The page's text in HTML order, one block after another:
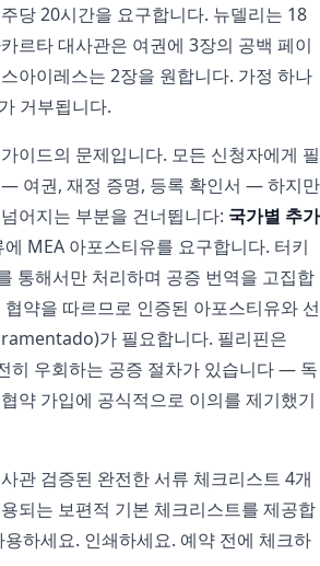
당 20시간을 요구합니다. 뉴델리는 18
르타 대사관은 여권에 3장의 공백 페이
아이레스는 2장을 원합니다. 가정 하나
거부됩니다.
이드의 문제입니다. 모든 신청자에게 필
여권, 재정 증명, 등록 확인서 — 하지만
어지는 부분을 건너뜁니다: 국가별 추가
MEA 아포스티유를 요구합니다. 터키
통해서만 처리하며 공증 번역을 고집합
약을 따르므로 인증된 아포스티유와 선
가 필요합니다. 필리핀은
히 우회하는 공증 절차가 있습니다 — 독
약 가입에 공식적으로 이의를 제기했기
관 검증된 완전한 서류 체크리스트 4개
되는 보편적 기본 체크리스트를 제공합
하세요. 인쇄하세요. 예약 전에 체크하